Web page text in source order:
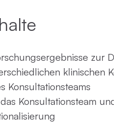
zur
klinischen
Konsultationsteams
Konsultationsteam